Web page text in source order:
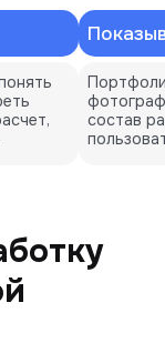
состав